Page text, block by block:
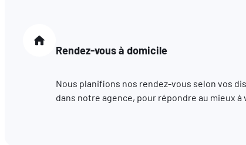
Rendez-vous à domicile
Nous planifions nos rendez-vous selon vos
dans notre agence, pour répondre au mieux à